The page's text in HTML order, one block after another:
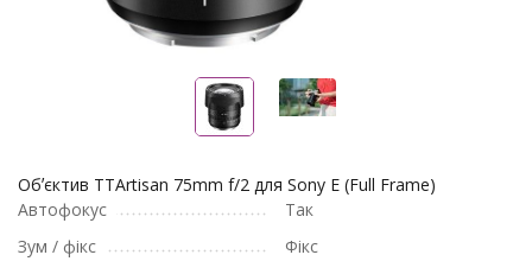
Обʼєктив TTArtisan 75mm f/2 для Sony E (Full Frame)
Автофокус
Так
Зум / фікс
Фікс